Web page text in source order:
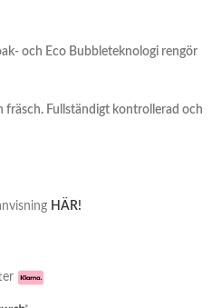
och Eco Bubbleteknologi rengör
Fullständigt kontrollerad och
HÄR!